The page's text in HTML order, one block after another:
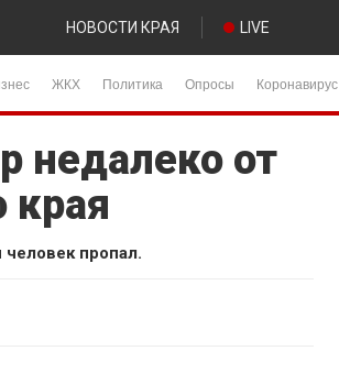
НОВОСТИ КРАЯ LIVE
ЖКХ Политика Опросы Коронавирус
недалеко от
края
пропал.